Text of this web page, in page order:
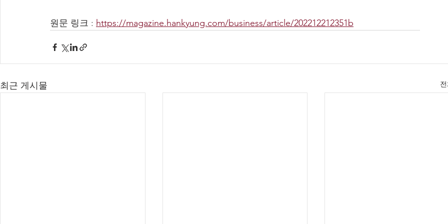
원문 링크 : https://magazine.hankyung.com/business/article/202212212351b
최근 게시물